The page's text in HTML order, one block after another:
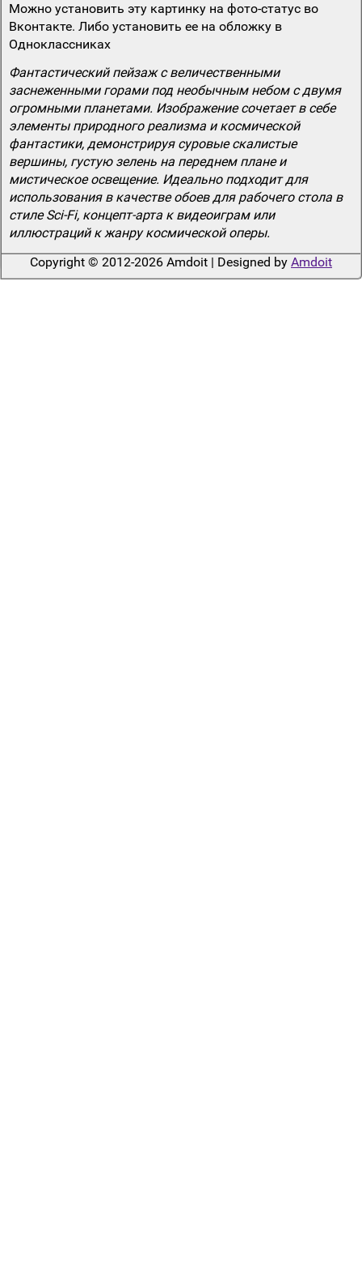
Можно установить эту картинку на фото-статус во
Вконтакте. Либо установить ее на обложку в
Одноклассниках
Фантастический пейзаж с величественными
заснеженными горами под необычным небом с двумя
огромными планетами. Изображение сочетает в себе
элементы природного реализма и космической
фантастики, демонстрируя суровые скалистые
вершины, густую зелень на переднем плане и
мистическое освещение. Идеально подходит для
использования в качестве обоев для рабочего стола в
стиле Sci-Fi, концепт-арта к видеоиграм или
иллюстраций к жанру космической оперы.
Copyright © 2012-2026 Amdoit | Designed by Amdoit